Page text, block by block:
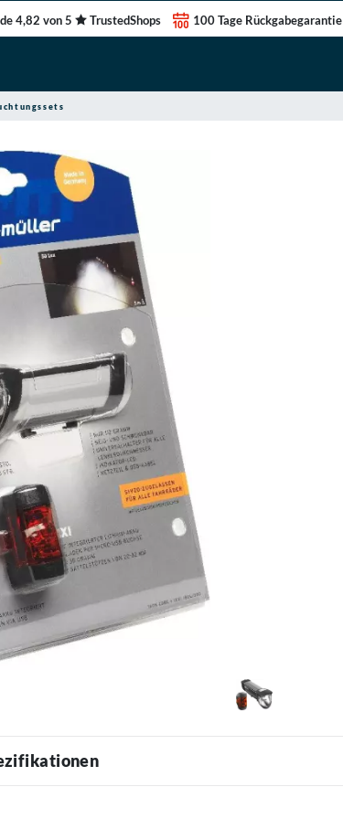
4,82 von 5 TrustedShops 100 Tage Rückgabegarantie